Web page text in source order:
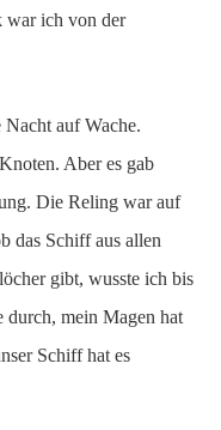
war ich von der
auf Wache.
Aber es gab
Die Reling war auf
das Schiff aus allen
gibt, wusste ich bis
durch, mein Magen hat
Schiff hat es